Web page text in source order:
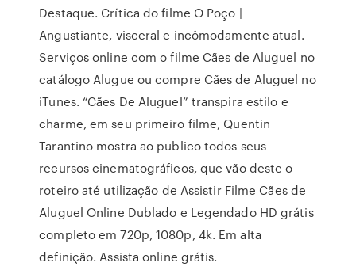
Destaque. Crítica do filme O Poço |
Angustiante, visceral e incômodamente atual.
Serviços online com o filme Cães de Aluguel no
catálogo Alugue ou compre Cães de Aluguel no
iTunes. “Cães De Aluguel” transpira estilo e
charme, em seu primeiro filme, Quentin
Tarantino mostra ao publico todos seus
recursos cinematográficos, que vão deste o
roteiro até utilização de Assistir Filme Cães de
Aluguel Online Dublado e Legendado HD grátis
completo em 720p, 1080p, 4k. Em alta
definição. Assista online grátis.